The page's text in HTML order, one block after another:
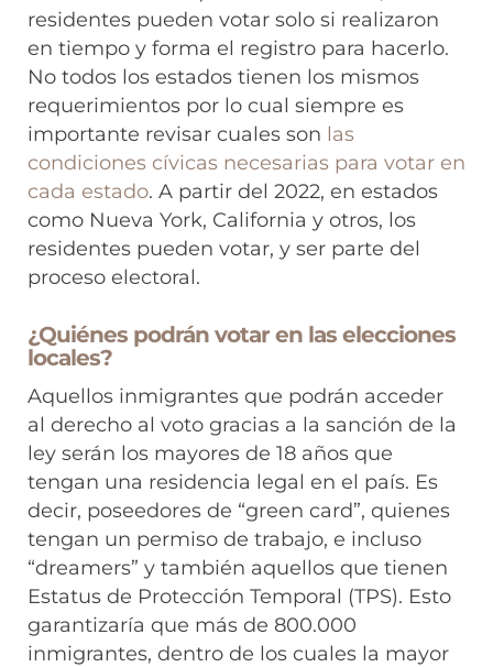
residentes pueden votar solo si realizaron
en tiempo y forma el registro para hacerlo.
No todos los estados tienen los mismos
requerimientos por lo cual siempre es
importante revisar cuales son las
condiciones cívicas necesarias para votar en
cada estado. A partir del 2022, en estados
como Nueva York, California y otros, los
residentes pueden votar, y ser parte del
proceso electoral.
¿Quiénes podrán votar en las elecciones
locales?
Aquellos inmigrantes que podrán acceder
al derecho al voto gracias a la sanción de la
ley serán los mayores de 18 años que
tengan una residencia legal en el país. Es
decir, poseedores de “green card”, quienes
tengan un permiso de trabajo, e incluso
“dreamers” y también aquellos que tienen
Estatus de Protección Temporal (TPS). Esto
garantizaría que más de 800.000
inmigrantes, dentro de los cuales la mayor